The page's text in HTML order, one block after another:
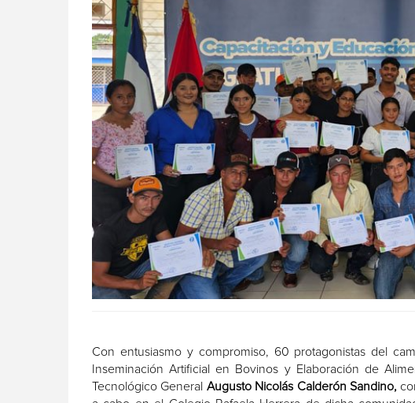
Con entusiasmo y compromiso, 60 protagonistas del
Inseminación Artificial en Bovinos y Elaboración de
Tecnológico General Augusto Nicolás Calderón Sandino,